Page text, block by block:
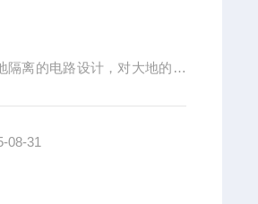
隔离的电路设计，对大地的最
08-31